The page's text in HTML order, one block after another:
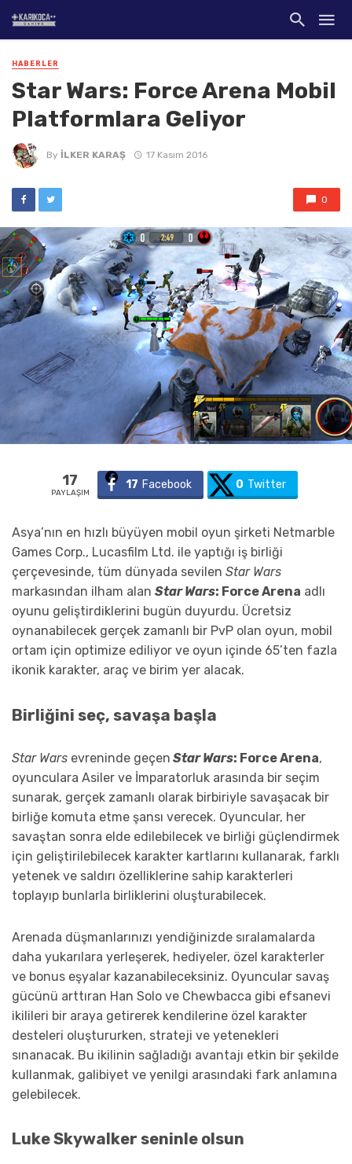
HABERLER
Star Wars: Force Arena Mobil
Platformlara Geliyor
By İLKER KARAŞ 17 Kasım 2016
0
17
PAYLAŞIM
17 Facebook 0 Twitter
Asya’nın en hızlı büyüyen mobil oyun şirketi Netmarble
Games Corp., Lucasfilm Ltd. ile yaptığı iş birliği
çerçevesinde, tüm dünyada sevilen Star Wars
markasından ilham alan Star Wars: Force Arena adlı
oyunu geliştirdiklerini bugün duyurdu. Ücretsiz
oynanabilecek gerçek zamanlı bir PvP olan oyun, mobil
ortam için optimize ediliyor ve oyun içinde 65’ten fazla
ikonik karakter, araç ve birim yer alacak.
Birliğini seç, savaşa başla
Star Wars evreninde geçen Star Wars: Force Arena,
oyunculara Asiler ve İmparatorluk arasında bir seçim
sunarak, gerçek zamanlı olarak birbiriyle savaşacak bir
birliğe komuta etme şansı verecek. Oyuncular, her
savaştan sonra elde edilebilecek ve birliği güçlendirmek
için geliştirilebilecek karakter kartlarını kullanarak, farklı
yetenek ve saldırı özelliklerine sahip karakterleri
toplayıp bunlarla birliklerini oluşturabilecek.
Arenada düşmanlarınızı yendiğinizde sıralamalarda
daha yukarılara yerleşerek, hediyeler, özel karakterler
ve bonus eşyalar kazanabileceksiniz. Oyuncular savaş
gücünü arttıran Han Solo ve Chewbacca gibi efsanevi
ikilileri bir araya getirerek kendilerine özel karakter
desteleri oluştururken, strateji ve yetenekleri
sınanacak. Bu ikilinin sağladığı avantajı etkin bir şekilde
kullanmak, galibiyet ve yenilgi arasındaki fark anlamına
gelebilecek.
Luke Skywalker seninle olsun